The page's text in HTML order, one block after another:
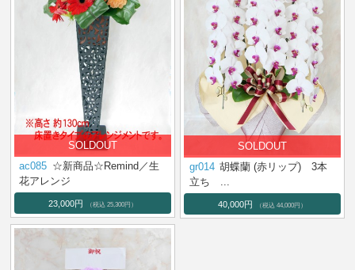
ac085 ☆新商品☆Remind／生
花アレンジ
23,000円 （税込 25,300円）
gr014 胡蝶蘭 (赤リップ) 3本
立ち ...
40,000円 （税込 44,000円）